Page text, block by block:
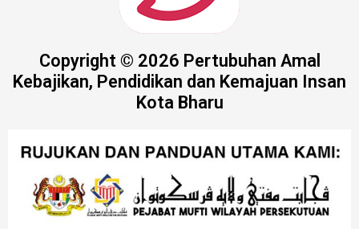
Copyright © 2026 Pertubuhan Amal
Kebajikan, Pendidikan dan Kemajuan Insan
Kota Bharu